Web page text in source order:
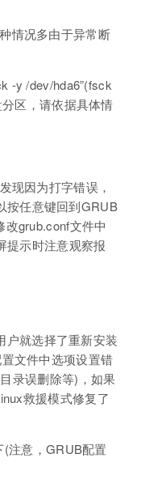
情况多由于异常断
-y /dev/hda6”(fsck
区，请依据具体情
现因为打字错误，
按任意键回到GRUB
改grub.conf文件中
提示时注意观察报
户就选择了重新安装
文件中选项设置错
录误删除等)，如果
救援模式修复了
注意，GRUB配置